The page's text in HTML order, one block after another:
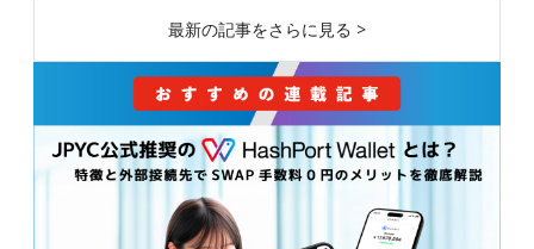
最新の記事をさらに見る >